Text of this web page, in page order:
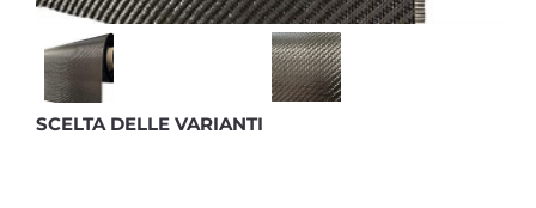
SCELTA DELLE VARIANTI